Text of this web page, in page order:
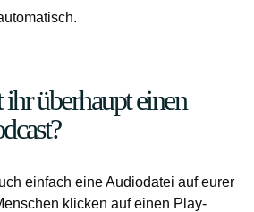
überhaupt einen
einfach eine Audiodatei auf eurer
klicken auf einen Play-